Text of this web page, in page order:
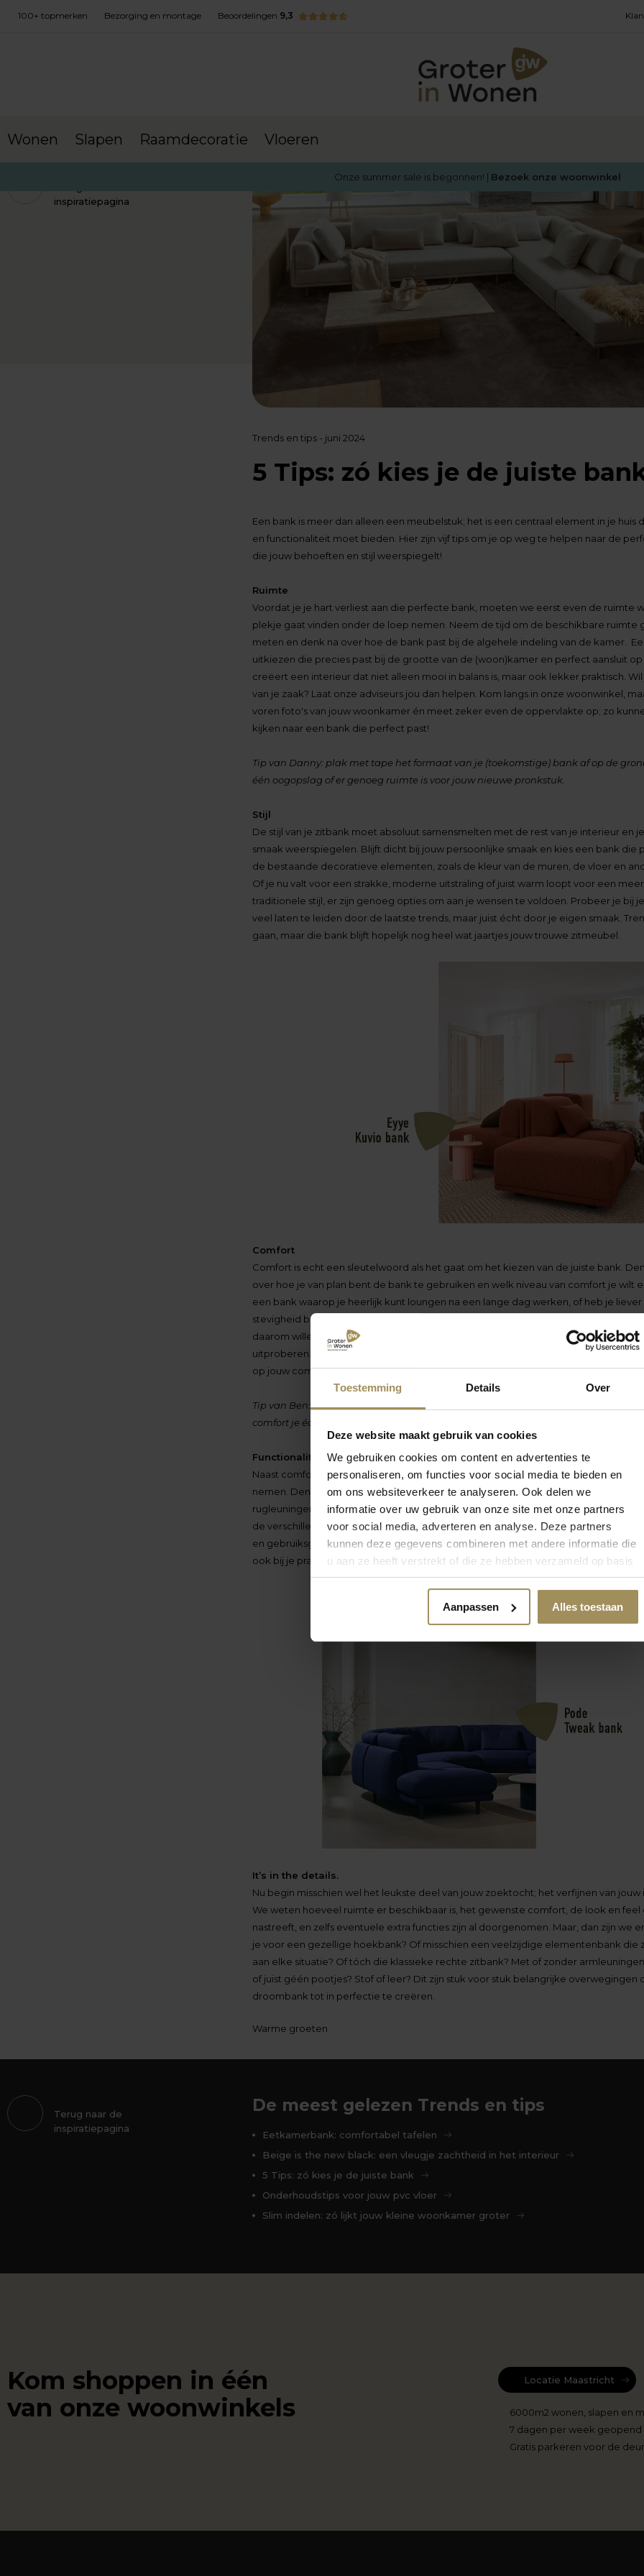
Toestemming Details Over
Deze website maakt gebruik van cookies
We gebruiken cookies om content en advertenties te
personaliseren, om functies voor social media te bieden en
om ons websiteverkeer te analyseren. Ook delen we
informatie over uw gebruik van onze site met onze partners
voor social media, adverteren en analyse. Deze partners
kunnen deze gegevens combineren met andere informatie die
u aan ze heeft verstrekt of die ze hebben verzameld op basis
van uw gebruik van hun services.
Aanpassen Alles toestaan
100+ topmerken Bezorging en montage Beoordelingen 9,3
Wonen Slapen Raamdecoratie Vloeren
Onze summer sale is begonnen! | Bezoek onze woonwinkel
inspiratiepagina
Trends en tips - juni 2024
5 Tips: zó kies je de juiste
Een bank is meer dan alleen een meubelstuk; het is een centraal element in je huis
en functionaliteit moet bieden. Hier zijn vijf tips om je op weg te helpen naar de
die jouw behoeften en stijl weerspiegelt!
Ruimte
Voordat je je hart verliest aan die perfecte bank, moeten we eerst even de ruimte
plekje gaat vinden onder de loep nemen. Neem de tijd om de beschikbare ruimte
meten en denk na over hoe de bank past bij de algehele indeling van de kamer.
uitkiezen die precies past bij de grootte van de (woon)kamer en perfect aansluit op
creëert een interieur dat niet alleen mooi in balans is, maar ook lekker praktisch.
van je zaak? Laat onze adviseurs jou dan helpen. Kom langs in onze woonwinkel,
voren foto's van jouw woonkamer én meet zeker even de oppervlakte op; zo
kijken naar een bank die perfect past!
Tip van Danny: plak met tape het formaat van je (toekomstige) bank af op de
één oogopslag of er genoeg ruimte is voor jouw nieuwe pronkstuk.
Stijl
De stijl van je zitbank moet absoluut samensmelten met de rest van je interieur en
smaak weerspiegelen. Blijft dicht bij jouw persoonlijke smaak en kies een bank die
de bestaande decoratieve elementen, zoals de kleur van de muren, de vloer en
Of je nu valt voor een strakke, moderne uitstraling of juist warm loopt voor een
traditionele stijl, er zijn genoeg opties om aan je wensen te voldoen. Probeer je bij
veel laten te leiden door de laatste trends, maar juist écht door je eigen smaak.
gaan, maar die bank blijft hopelijk nog heel wat jaartjes jouw trouwe zitmeubel.
Comfort
Comfort is echt een sleutelwoord als het gaat om het kiezen van de juiste bank.
over hoe je van plan bent de bank te gebruiken en welk niveau van comfort je wilt
een bank waarop je heerlijk kunt loungen na een lange dag werken, of heb je
stevigheid biedt voor een meer rechtopstaande zithouding? Comfort koop je niet
daarom willen we je ook graag uitnodigen in onze woonwinkel! Hier kun je
uitproberen. Met de hulp van onze adviseurs vind jij gegarandeerd een bank die
op jouw comfort-wensen. Kom langs en ontdek het comfort zelf!
Tip van Ben: gun jezelf de tijd om rustig elke bank uit te proberen. Soms ontdek je
comfort je écht verlangt wanneer je neerploft op een bank die gewoon meteen
Functionaliteit
Naast comfort en stijl is het belangrijk om ook de functionaliteit van de bank in
nemen. Denk eens na over extra functies die voor jou van belang kunnen zijn, zoals
rugleuningen, uitklapbare slaapbanken of zelfs opbergruimte onder de zitting.
de verschillende functies van de bank te testen en te beoordelen of ze passen bij
en gebruiksgemak. Op die manier maak je niet alleen een keuze die past bij je
ook bij je praktische behoeften en wensen.
It’s in the details.
Nu begin misschien wel het leukste deel van jouw zoektocht; het verfijnen van jouw
We weten hoeveel ruimte er beschikbaar is, het gewenste comfort, de look en feel
nastreeft, en zelfs eventuele extra functies zijn al doorgenomen. Maar, dan zijn we
je voor een gezellige hoekbank? Of misschien een veelzijdige elementenbank die
aan elke situatie? Of tóch die klassieke rechte zitbank? Met of zonder
of juist géén pootjes? Stof of leer? Dit zijn stuk voor stuk belangrijke overwegingen
droombank tot in perfectie te creëren.
Warme groeten
Terug naar de
inspiratiepagina
De meest gelezen Trends en tips
Eetkamerbank: comfortabel tafelen
Beige is the new black: een vleugje zachtheid in het interieur
5 Tips: zó kies je de juiste bank
Onderhoudstips voor jouw pvc vloer
Slim indelen: zó lijkt jouw kleine woonkamer groter
Kom shoppen in één
van onze woonwinkels
Locatie Maastricht
6000m2 wonen, slapen en
7 dagen per week geopend
Gratis parkeren voor de deur